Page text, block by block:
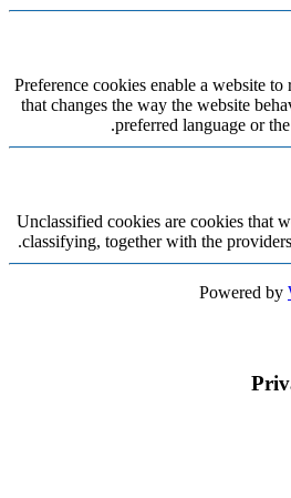
Preference cookies enable a website
that changes the way the website
preferred language or
Unclassified cookies are cookies that
classifying, together with the
Powered by